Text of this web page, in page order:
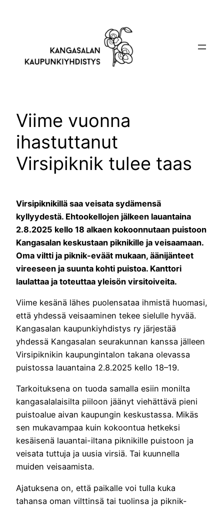
Viime vuonna
ihastuttanut
Virsipiknik tulee taas
Virsipiknikillä saa veisata sydämensä
kyllyydestä. Ehtookellojen jälkeen lauantaina
2.8.2025 kello 18 alkaen kokoonnutaan puistoon
Kangasalan keskustaan piknikille ja veisaamaan.
Oma viltti ja piknik-eväät mukaan, äänijänteet
vireeseen ja suunta kohti puistoa. Kanttori
laulattaa ja toteuttaa yleisön virsitoiveita.
Viime kesänä lähes puolensataa ihmistä huomasi,
että yhdessä veisaaminen tekee sielulle hyvää.
Kangasalan kaupunkiyhdistys ry järjestää
yhdessä Kangasalan seurakunnan kanssa jälleen
Virsipiknikin kaupungintalon takana olevassa
puistossa lauantaina 2.8.2025 kello 18–19.
Tarkoituksena on tuoda samalla esiin monilta
kangasalalaisilta piiloon jäänyt viehättävä pieni
puistoalue aivan kaupungin keskustassa. Mikäs
sen mukavampaa kuin kokoontua hetkeksi
kesäisenä lauantai-iltana piknikille puistoon ja
veisata tuttuja ja uusia virsiä. Tai kuunnella
muiden veisaamista.
Ajatuksena on, että paikalle voi tulla kuka
tahansa oman vilttinsä tai tuolinsa ja piknik-